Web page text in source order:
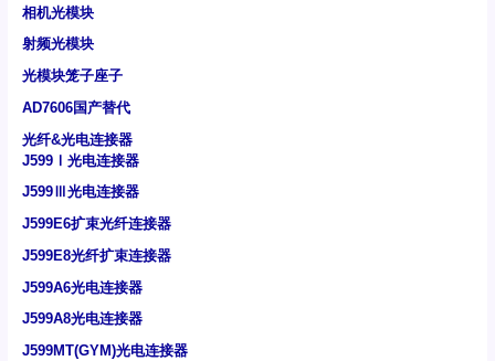
相机光模块
射频光模块
光模块笼子座子
AD7606国产替代
光纤&光电连接器
J599Ⅰ光电连接器
J599Ⅲ光电连接器
J599E6扩束光纤连接器
J599E8光纤扩束连接器
J599A6光电连接器
J599A8光电连接器
J599MT(GYM)光电连接器